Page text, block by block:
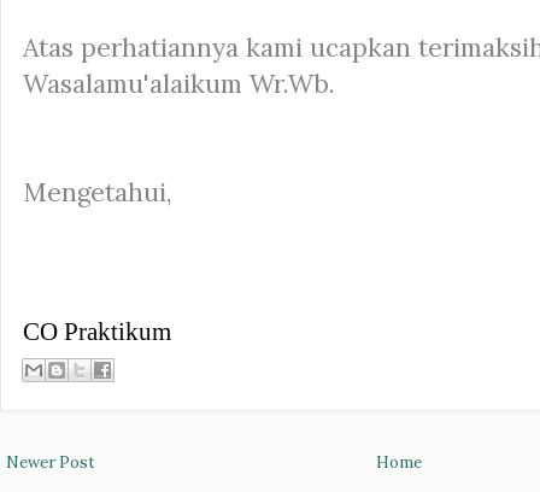
Atas perhatiannya kami ucapkan
Wasalamu'alaikum Wr.Wb.
Mengetahui,
CO Praktikum
Newer Post Home